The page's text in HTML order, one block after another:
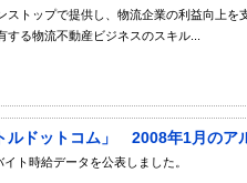
ストップで提供し、物流企業の利益向上
る物流不動産ビジネスのスキル...
ルドットコム」 2008年1月のア
ト時給データを公表しました。